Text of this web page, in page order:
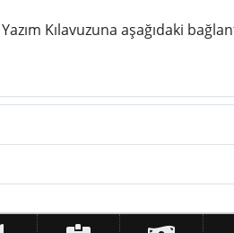
Kılavuzuna aşağıdaki